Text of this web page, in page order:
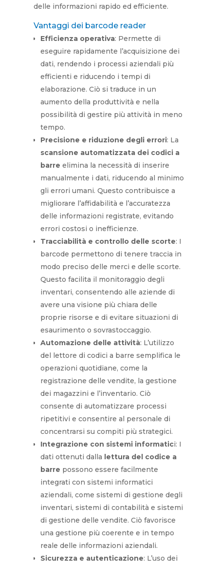
delle informazioni rapido ed efficiente.
Vantaggi dei barcode reader
Efficienza operativa: Permette di
eseguire rapidamente l’acquisizione dei
dati, rendendo i processi aziendali più
efficienti e riducendo i tempi di
elaborazione. Ciò si traduce in un
aumento della produttività e nella
possibilità di gestire più attività in meno
tempo.
Precisione e riduzione degli errori: La
scansione automatizzata dei codici a
barre elimina la necessità di inserire
manualmente i dati, riducendo al minimo
gli errori umani. Questo contribuisce a
migliorare l’affidabilità e l’accuratezza
delle informazioni registrate, evitando
errori costosi o inefficienze.
Tracciabilità e controllo delle scorte: I
barcode permettono di tenere traccia in
modo preciso delle merci e delle scorte.
Questo facilita il monitoraggio degli
inventari, consentendo alle aziende di
avere una visione più chiara delle
proprie risorse e di evitare situazioni di
esaurimento o sovrastoccaggio.
Automazione delle attività: L’utilizzo
del lettore di codici a barre semplifica le
operazioni quotidiane, come la
registrazione delle vendite, la gestione
dei magazzini e l’inventario. Ciò
consente di automatizzare processi
ripetitivi e consentire al personale di
concentrarsi su compiti più strategici.
Integrazione con sistemi informatici: I
dati ottenuti dalla lettura del codice a
barre possono essere facilmente
integrati con sistemi informatici
aziendali, come sistemi di gestione degli
inventari, sistemi di contabilità e sistemi
di gestione delle vendite. Ciò favorisce
una gestione più coerente e in tempo
reale delle informazioni aziendali.
Sicurezza e autenticazione: L’uso dei